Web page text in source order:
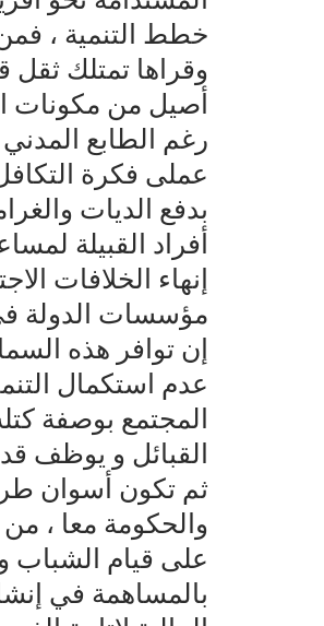
خطط التنمية ،
وقراها تمتلك ثقل
أصيل من مكونات
رغم الطابع
عملى فكرة
بدفع الديات
أفراد القبيلة
إنهاء الخلافات
مؤسسات الدولة
إن توافر هذه
عدم استكمال
المجتمع بوصفة
القبائل و يوظف
ثم تكون أسوان
والحكومة معا ،
على قيام الشباب
بالمساهمة في